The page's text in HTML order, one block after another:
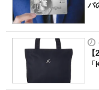
建設×テクノロジーの
ちょっと気になるネ
パ